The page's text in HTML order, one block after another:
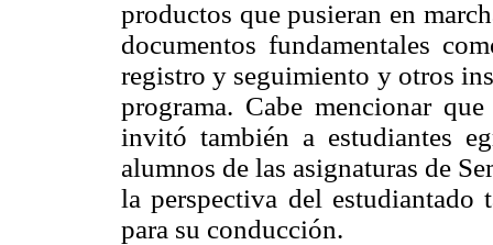
productos que pusieran en
documentos fundamentales
registro y seguimiento y otros
programa. Cabe mencionar
invitó también a estudiantes
alumnos de las asignaturas de
la perspectiva del estudiantado
para su conducción.